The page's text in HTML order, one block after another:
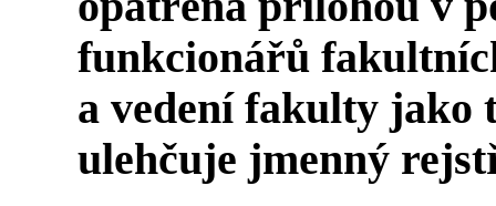
funkcionářů
a vedení fakulty jako
ulehčuje jmenný